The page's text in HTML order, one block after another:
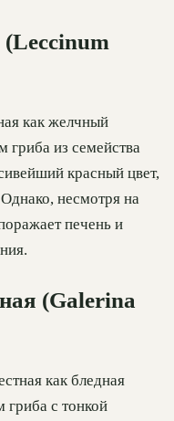
(Leccinum
как желчный
гриба из семейства
красный цвет,
несмотря на
печень и
(Galerina
как бледная
гриба с тонкой